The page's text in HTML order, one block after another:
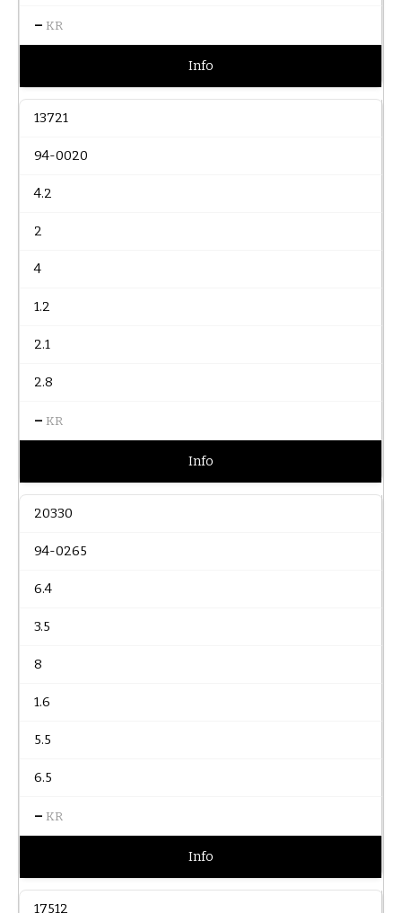
– KR
Info
13721
94-0020
4.2
2
4
1.2
2.1
2.8
– KR
Info
20330
94-0265
6.4
3.5
8
1.6
5.5
6.5
– KR
Info
17512